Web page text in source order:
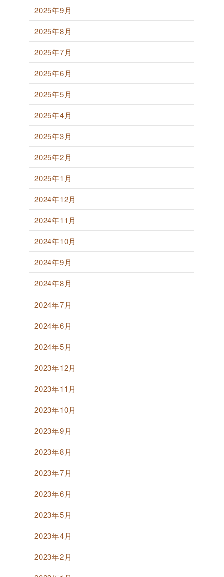
2025年9月
2025年8月
2025年7月
2025年6月
2025年5月
2025年4月
2025年3月
2025年2月
2025年1月
2024年12月
2024年11月
2024年10月
2024年9月
2024年8月
2024年7月
2024年6月
2024年5月
2023年12月
2023年11月
2023年10月
2023年9月
2023年8月
2023年7月
2023年6月
2023年5月
2023年4月
2023年2月